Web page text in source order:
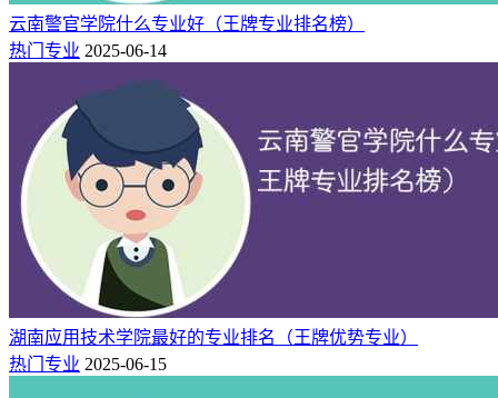
师工作室1个，校内外创业孵化基地6个，已构成了以学校七大
实验实训中心（实训场）为主的校内实验实训体系，能基本满
足学校所建设专业的实践教学需要。
相关推荐：
湖南应用技术学院开设专业有哪些（专业目录一览表）
湖南应用技术学院录取分数线2024年在各省是多少「最低271
分」
云南警官学院什么专业好（王牌专业排名榜）
热门专业 2025-06-14
湖南应用技术学院最好的专业排名（王牌优势专业）
热门专业 2025-06-15